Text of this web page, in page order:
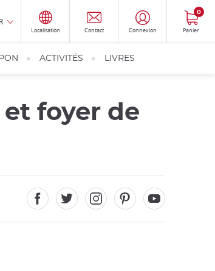
Localisation Contact Connexion Panier
0
ACTIVITÉS LIVRES
foyer de